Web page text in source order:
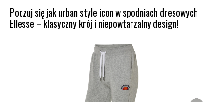
Poczuj się jak urban style icon w spodniach dresowych
Ellesse – klasyczny krój i niepowtarzalny design!